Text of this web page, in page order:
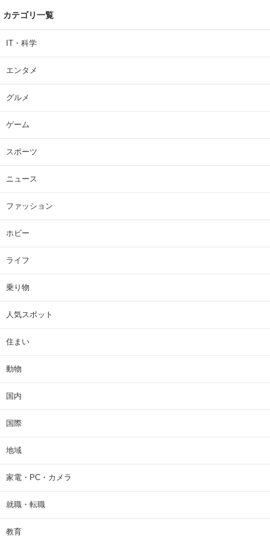
カテゴリ一覧
IT・科学
エンタメ
グルメ
ゲーム
スポーツ
ニュース
ファッション
ホビー
ライフ
乗り物
人気スポット
住まい
動物
国内
国際
地域
家電・PC・カメラ
就職・転職
教育